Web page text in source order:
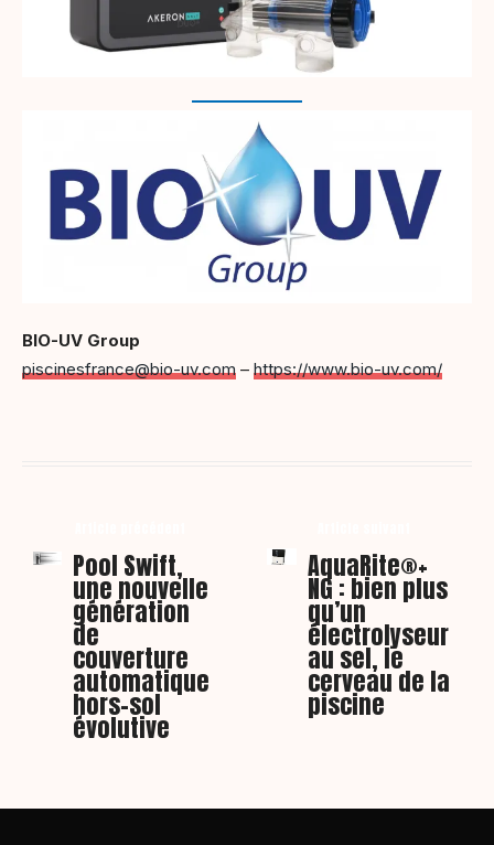
BIO-UV Group
piscinesfrance@bio-uv.com – https://www.bio-uv.com/
Pool Swift,
une nouvelle
génération
de
couverture
automatique
hors-sol
évolutive
AquaRite®+
NG : bien plus
qu’un
électrolyseur
au sel, le
cerveau de la
piscine